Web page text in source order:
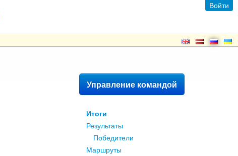
Войти
Управление командой
Итоги
Результаты
Победители
Маршруты